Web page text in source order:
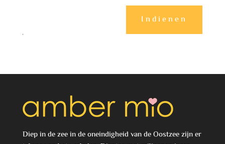
Indienen
Diep in de zee in de oneindigheid van de Oostzee zijn er